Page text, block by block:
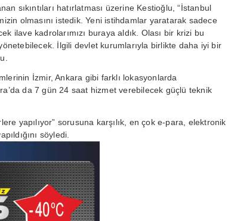
sıkıntıları hatırlatması üzerine Kestioğlu, “İstanbul
olmasını istedik. Yeni istihdamlar yaratarak sadece
ilave kadrolarımızı buraya aldık. Olası bir krizi bu
İlgili devlet kurumlarıyla birlikte daha iyi bir
İzmir, Ankara gibi farklı lokasyonlarda
da 7 gün 24 saat hizmet verebilecek güçlü teknik
yapılıyor” sorusuna karşılık, en çok e-para, elektronik
söyledi.